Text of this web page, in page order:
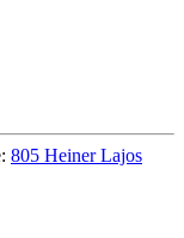
805 Heiner Lajos